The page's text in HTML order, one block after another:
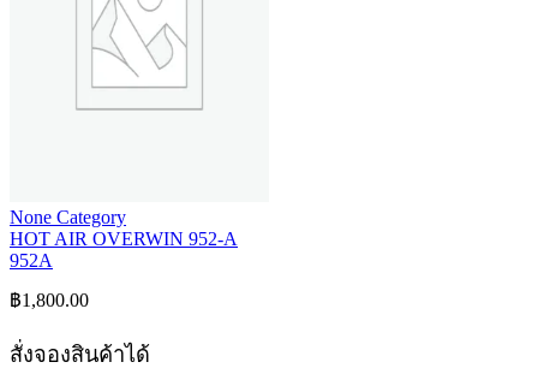
None Category
HOT AIR OVERWIN 952-A
952A
฿1,800.00
สั่งจองสินค้าได้